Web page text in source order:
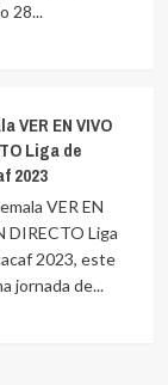
28...
VER EN VIVO
Liga de
2023
VER EN
DIRECTO Liga
2023, este
jornada de...